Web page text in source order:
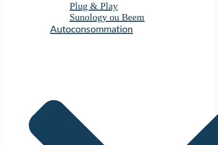
Plug & Play
Sunology ou Beem
Autoconsommation